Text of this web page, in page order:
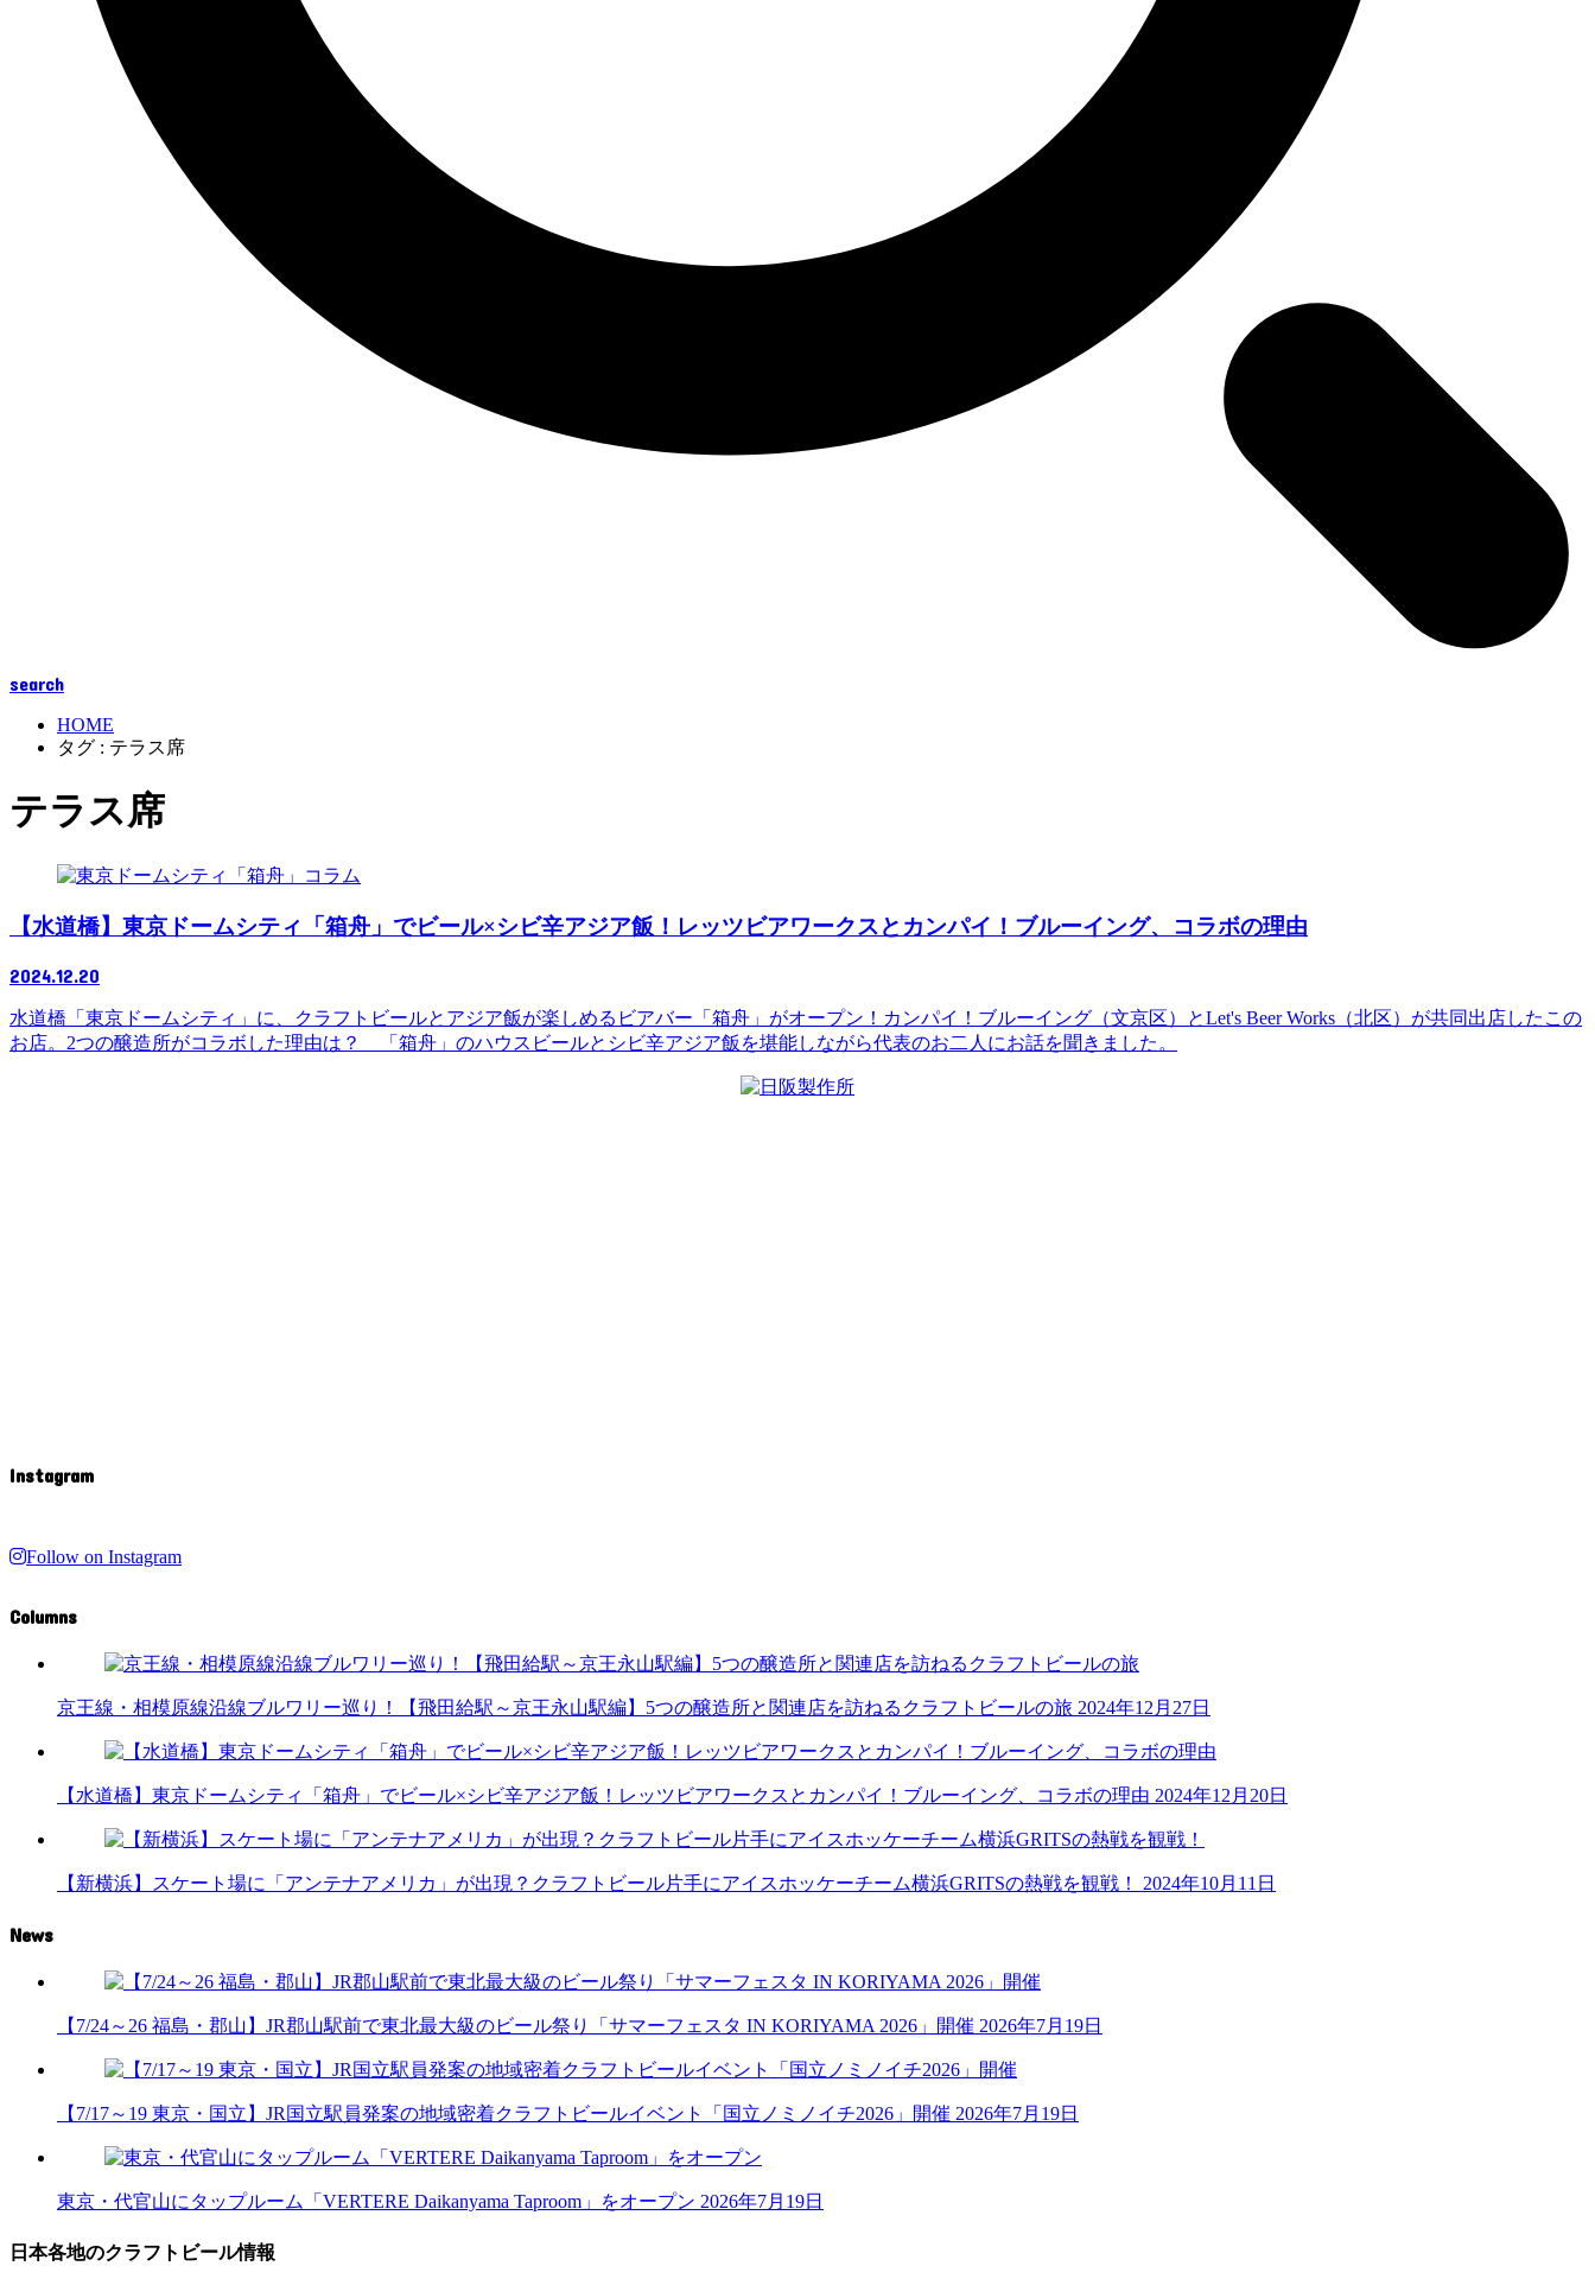
search
HOME
タグ : テラス席
テラス席
コラム
【水道橋】東京ドームシティ「箱舟」でビール×シビ辛アジア飯！レッツビアワークスとカンパイ！ブルーイング、コラボの理由
2024.12.20
水道橋「東京ドームシティ」に、クラフトビールとアジア飯が楽しめるビアバー「箱舟」がオープン！カンパイ！ブルーイング（文京区）とLet's Beer Works（北区）が共同出店したこの
お店。2つの醸造所がコラボした理由は？ 「箱舟」のハウスビールとシビ辛アジア飯を堪能しながら代表のお二人にお話を聞きました。
Instagram
Follow on Instagram
Columns
京王線・相模原線沿線ブルワリー巡り！【飛田給駅～京王永山駅編】5つの醸造所と関連店を訪ねるクラフトビールの旅 2024年12月27日
【水道橋】東京ドームシティ「箱舟」でビール×シビ辛アジア飯！レッツビアワークスとカンパイ！ブルーイング、コラボの理由 2024年12月20日
【新横浜】スケート場に「アンテナアメリカ」が出現？クラフトビール片手にアイスホッケーチーム横浜GRITSの熱戦を観戦！ 2024年10月11日
News
【7/24～26 福島・郡山】JR郡山駅前で東北最大級のビール祭り「サマーフェスタ IN KORIYAMA 2026」開催 2026年7月19日
【7/17～19 東京・国立】JR国立駅員発案の地域密着クラフトビールイベント「国立ノミノイチ2026」開催 2026年7月19日
東京・代官山にタップルーム「VERTERE Daikanyama Taproom」をオープン 2026年7月19日
日本各地のクラフトビール情報